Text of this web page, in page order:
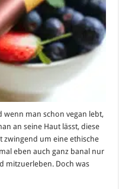
wenn man schon vegan lebt,
an seine Haut lässt, diese
zwingend um eine ethische
eben auch ganz banal nur
mitzuerleben. Doch was